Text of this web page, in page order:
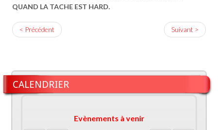
QUAND LA TACHE EST HARD.
< Précédent Suivant >
CALENDRIER
Evènements à venir